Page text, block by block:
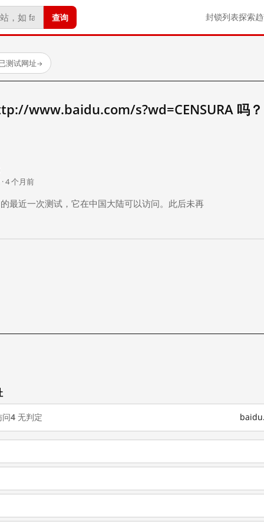
查询 封锁列表探索
测试网址→
www.baidu.com/s?wd=CENSURA 吗？
4 个月前
最近一次测试，它在中国大陆可以访问。此后未再
问4 无判定